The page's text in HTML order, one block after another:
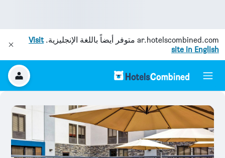
ar.hotelscombined.com متوفر أيضاً باللغة الإنجليزية.Visit
site in English